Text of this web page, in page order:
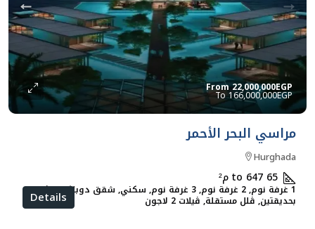
From22,000,000EGP
166,000,000EGP
مراسي البحر الأحمر
Hurghada
65 to 647 م²
1 غرفة نوم, 2 غرفة نوم, 3 غرفة نوم, سكني, شقق دوبلكس, ڨلل
بحديقتين, ڨلل مستقلة, ڨيلات 2 لاجون Details